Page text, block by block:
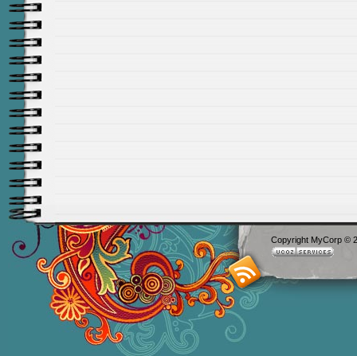
Copyright MyCorp ©